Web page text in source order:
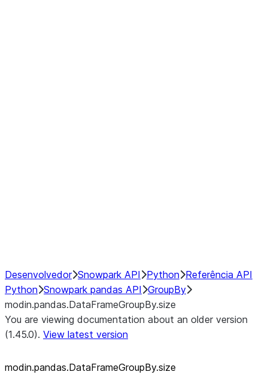
Desenvolvedor Snowpark API Python Referência API
Python Snowpark pandas API GroupBy
modin.pandas.DataFrameGroupBy.size
You are viewing documentation about an older version
(1.45.0). View latest version
modin.pandas.DataFrameGroupBy.size